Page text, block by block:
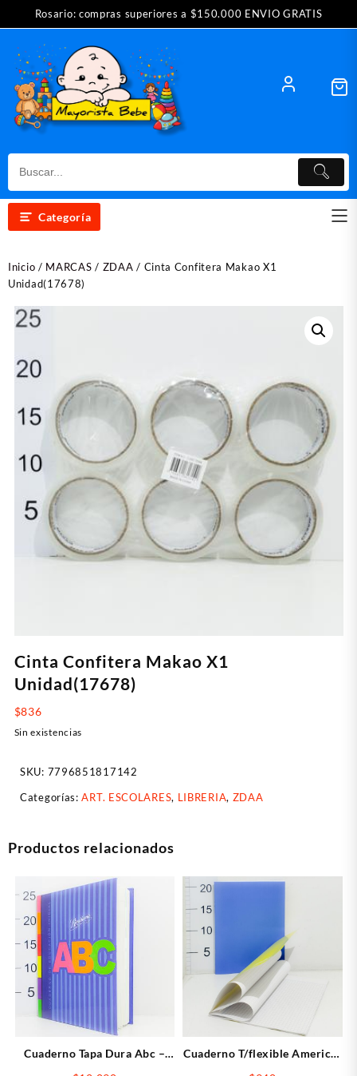
Rosario: compras superiores a $150.000 ENVIO GRATIS
Categoría
Inicio / MARCAS / ZDAA / Cinta Confitera Makao X1
Unidad(17678)
Cinta Confitera Makao X1
Unidad(17678)
$836
Sin existencias
SKU: 7796851817142
Categorías:ART. ESCOLARES, LIBRERIA, ZDAA
Productos relacionados
Cuaderno Tapa Dura Abc –
Cuaderno T/flexible America-